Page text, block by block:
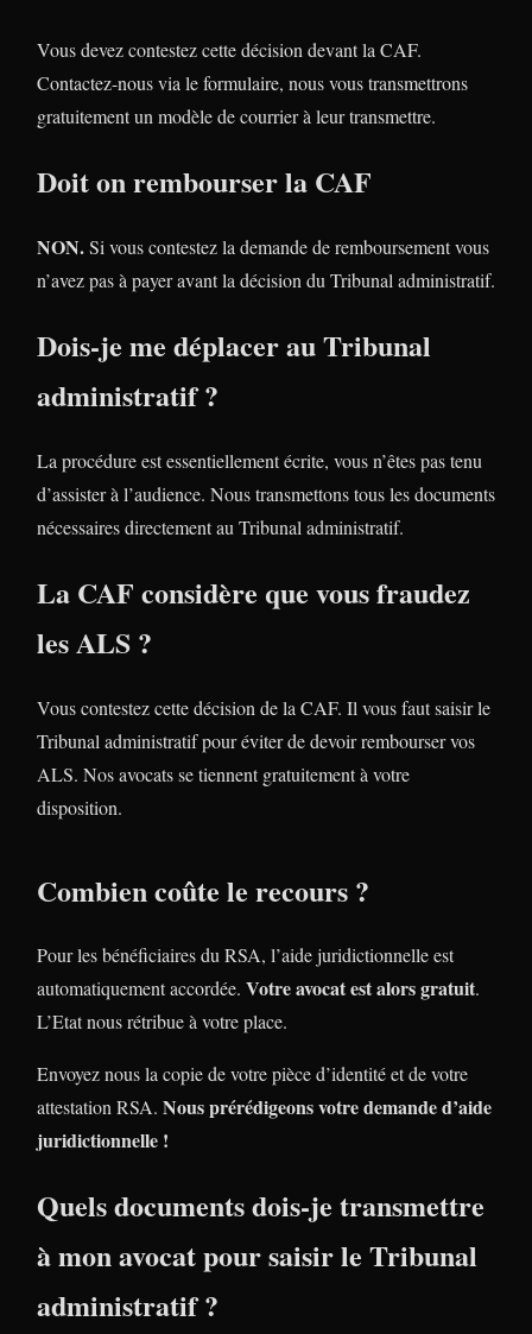
Vous devez contestez cette décision devant la CAF.
Contactez-nous via le formulaire, nous vous transmettrons
gratuitement un modèle de courrier à leur transmettre.
Doit on rembourser la CAF
NON.Si vous contestez la demande de remboursement vous
n’avez pas à payer avant la décision du Tribunal administratif.
Dois-je me déplacer au Tribunal
administratif ?
La procédure est essentiellement écrite, vous n’êtes pas tenu
d’assister à l’audience. Nous transmettons tous les documents
nécessaires directement au Tribunal administratif.
La CAF considère que vous fraudez
les ALS ?
Vous contestez cette décision de la CAF. Il vous faut saisir le
Tribunal administratif pour éviter de devoir rembourser vos
ALS. Nos avocats se tiennent gratuitement à votre
disposition.
Combien coûte le recours ?
Pour les bénéficiaires du RSA, l’aide juridictionnelle est
automatiquement accordée. Votre avocat est alors gratuit.
L’Etat nous rétribue à votre place.
Envoyez nous la copie de votre pièce d’identité et de votre
attestation RSA. Nous prérédigeons votre demande d’aide
juridictionnelle !
Quels documents dois-je transmettre
à mon avocat pour saisir le Tribunal
administratif ?